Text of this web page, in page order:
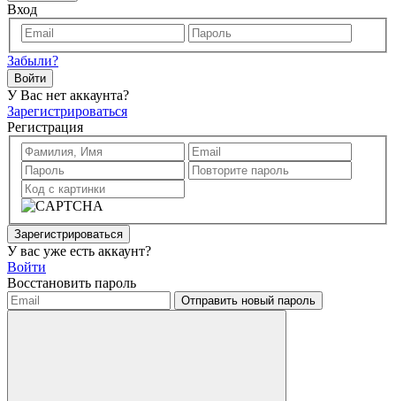
Вход
Забыли?
Войти
У Вас нет аккаунта?
Зарегистрироваться
Регистрация
Зарегистрироваться
У вас уже есть аккаунт?
Войти
Восстановить пароль
Отправить новый пароль